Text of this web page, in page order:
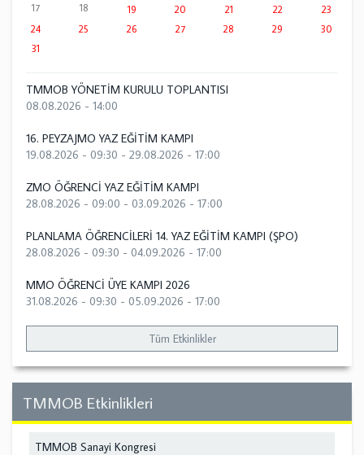
17
18 19 20 21 22
23
24
25 26 27 28 29
30
31
TMMOB YÖNETİM KURULU TOPLANTISI
08.08.2026 - 14:00
16. PEYZAJMO YAZ EĞİTİM KAMPI
19.08.2026 - 09:30 - 29.08.2026 - 17:00
ZMO ÖĞRENCİ YAZ EĞİTİM KAMPI
28.08.2026 - 09:00 - 03.09.2026 - 17:00
PLANLAMA ÖĞRENCİLERİ 14. YAZ EĞİTİM KAMPI (ŞPO)
28.08.2026 - 09:30 - 04.09.2026 - 17:00
MMO ÖĞRENCİ ÜYE KAMPI 2026
31.08.2026 - 09:30 - 05.09.2026 - 17:00
Tüm Etkinlikler
TMMOB Etkinlikleri
TMMOB Sanayi Kongresi